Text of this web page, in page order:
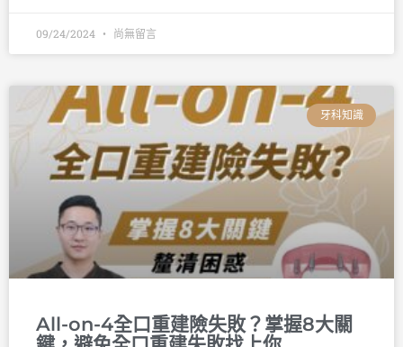
09/24/2024 尚無留言
牙科知識
All-on-4全口重建險失敗？掌握8大關